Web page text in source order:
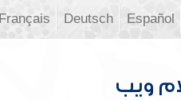
Español
Deutsch
Français